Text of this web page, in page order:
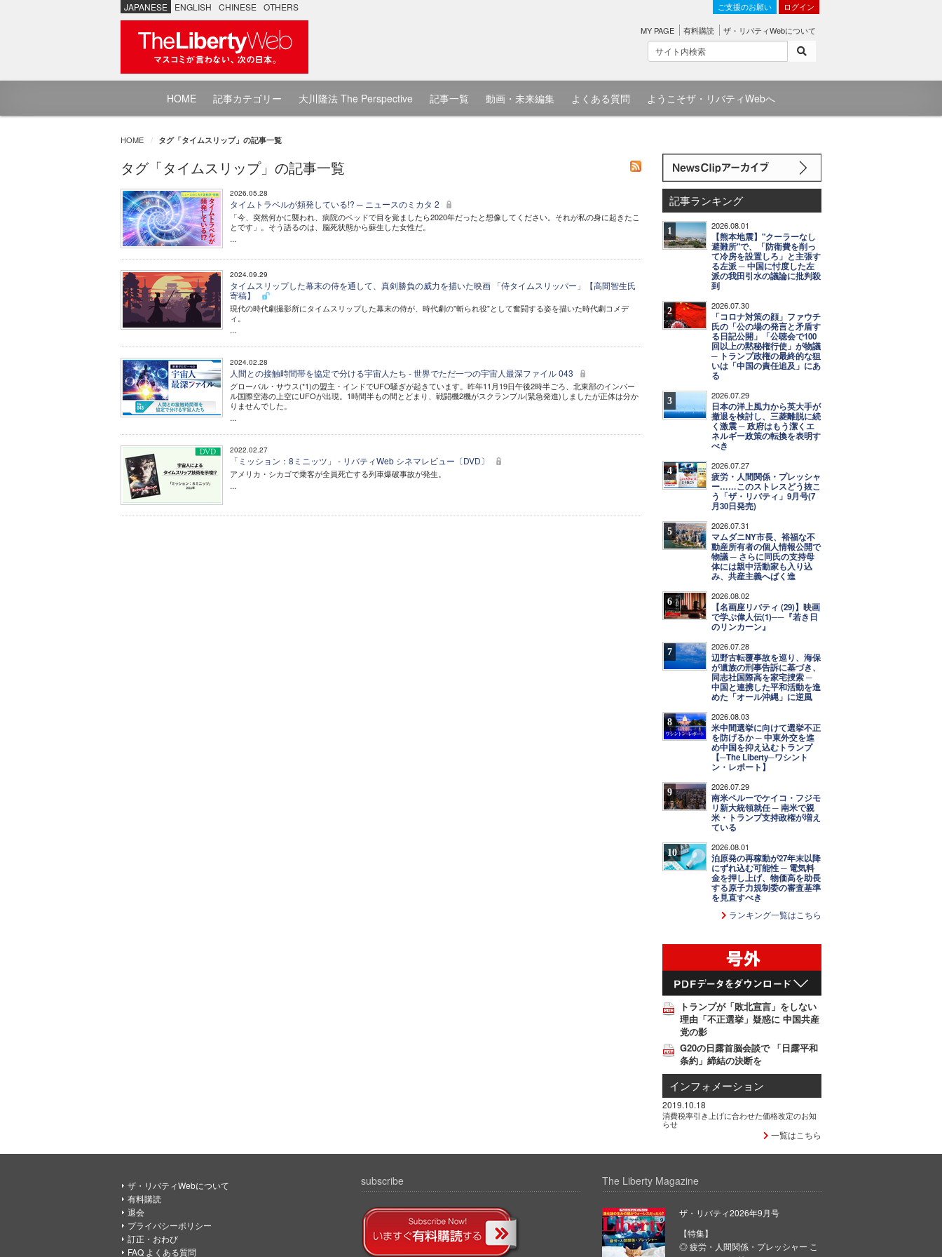
JAPANESE ENGLISH CHINESE OTHERS ご支援のお願い ログイン
MY PAGE 有料購読 ザ・リバティWebについて
HOME 記事カテゴリー 大川隆法 The Perspective 記事一覧 動画・未来編集 よくある質問 ようこそザ・リバティWebへ
HOME タグ「タイムスリップ」の記事一覧
タグ「タイムスリップ」の記事一覧
2026.05.28
タイムトラベルが頻発している!? ─ ニュースのミカタ 2
「今、突然何かに襲われ、病院のベッドで目を覚ましたら2020年だったと想像してください。それが私の身に起きたこ
とです」。そう語るのは、脳死状態から蘇生した女性だ。
...
2024.09.29
タイムスリップした幕末の侍を通して、真剣勝負の威力を描いた映画 「侍タイムスリッパー」【高間智生氏
寄稿】
現代の時代劇撮影所にタイムスリップした幕末の侍が、時代劇の"斬られ役"として奮闘する姿を描いた時代劇コメデ
ィ。
...
2024.02.28
人間との接触時間帯を協定で分ける宇宙人たち - 世界でただ一つの宇宙人最深ファイル 043
グローバル・サウス(*1)の盟主・インドでUFO騒ぎが起きています。昨年11月19日午後2時半ごろ、北東部のインパー
ル国際空港の上空にUFOが出現。1時間半もの間とどまり、戦闘機2機がスクランブル(緊急発進)しましたが正体は分か
りませんでした。
...
2022.02.27
「ミッション：8ミニッツ」 - リバティWeb シネマレビュー〔DVD〕
アメリカ・シカゴで乗客が全員死亡する列車爆破事故が発生。
...
記事ランキング
1 2026.08.01
【熊本地震】"クーラーなし
避難所"で、「防衛費を削っ
て冷房を設置しろ」と主張す
る左派 ─ 中国に忖度した左
派の我田引水の議論に批判殺
到
2 2026.07.30
「コロナ対策の顔」ファウチ
氏の「公の場の発言と矛盾す
る日記公開」「公聴会で100
回以上の黙秘権行使」が物議
─ トランプ政権の最終的な狙
いは「中国の責任追及」にあ
る
3 2026.07.29
日本の洋上風力から英大手が
撤退を検討し、三菱離脱に続
く激震 ─ 政府はもう潔くエ
ネルギー政策の転換を表明す
べき
4 2026.07.27
疲労・人間関係・プレッシャ
ー……このストレスどう抜こ
う「ザ・リバティ」9月号(7
月30日発売)
5 2026.07.31
マムダニNY市長、裕福な不
動産所有者の個人情報公開で
物議 ─ さらに同氏の支持母
体には親中活動家も入り込
み、共産主義へばく進
6 2026.08.02
【名画座リバティ (29)】映画
で学ぶ偉人伝(1)──『若き日
のリンカーン』
7 2026.07.28
辺野古転覆事故を巡り、海保
が遺族の刑事告訴に基づき、
同志社国際高を家宅捜索 ─
中国と連携した平和活動を進
めた「オール沖縄」に逆風
8 2026.08.03
米中間選挙に向けて選挙不正
を防げるか ─ 中東外交を進
め中国を抑え込むトランプ
【─The Liberty─ワシント
ン・レポート】
9 2026.07.29
南米ペルーでケイコ・フジモ
リ新大統領就任 ─ 南米で親
米・トランプ支持政権が増え
ている
10 2026.08.01
泊原発の再稼動が27年末以降
にずれ込む可能性 ─ 電気料
金を押し上げ、物価高を助長
する原子力規制委の審査基準
を見直すべき
ランキング一覧はこちら
トランプが「敗北宣言」をしない
理由「不正選挙」疑惑に 中国共産
党の影
G20の日露首脳会談で 「日露平和
条約」締結の決断を
インフォメーション
2019.10.18
消費税率引き上げに合わせた価格改定のお知
らせ
一覧はこちら
ザ・リバティWebについて
有料購読
退会
プライバシーポリシー
訂正・おわび
FAQ よくある質問
subscribe The Liberty Magazine
ザ・リバティ2026年9月号
【特集】
◎ 疲労・人間関係・プレッシャー こ